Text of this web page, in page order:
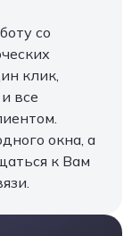
со
клик,
все
окна, а
к Вам